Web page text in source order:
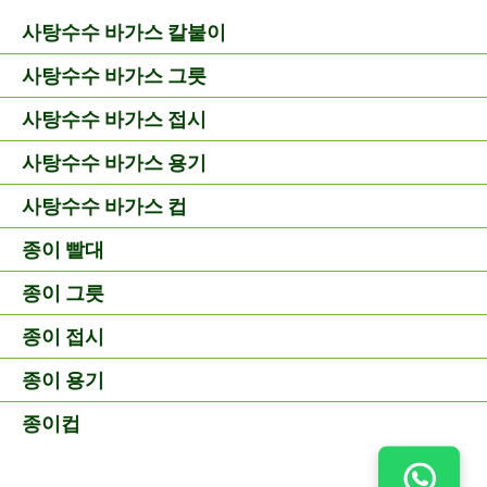
사탕수수 바가스 칼붙이
사탕수수 바가스 그릇
사탕수수 바가스 접시
사탕수수 바가스 용기
사탕수수 바가스 컵
종이 빨대
종이 그릇
종이 접시
종이 용기
종이컵